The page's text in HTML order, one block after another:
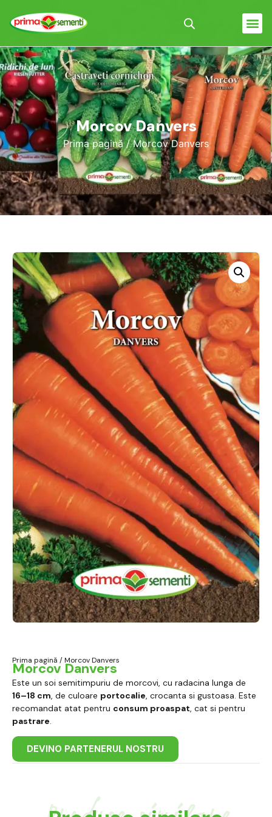
Morcov Danvers
Prima pagină/ Morcov Danvers
Prima pagină / Morcov Danvers
Morcov Danvers
Este un soi semitimpuriu de morcovi, cu radacina lunga de
16–18 cm, de culoare portocalie, crocanta si gustoasa. Este
recomandat atat pentru consum proaspat, cat si pentru
pastrare.
DEVINO PARTENERUL NOSTRU